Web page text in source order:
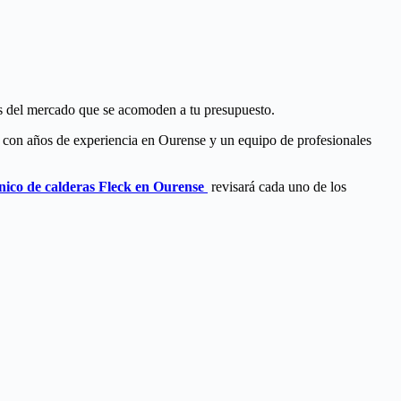
mercado que se acomoden a tu presupuesto.
años de experiencia en Ourense y un equipo de profesionales
de calderas Fleck en Ourense revisará cada uno de los